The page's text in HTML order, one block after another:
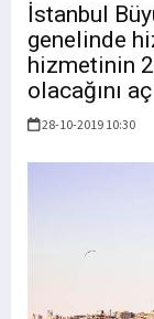
İstanbul
genelinde
hizmetinin
olacağını
28-10-2019 10:30